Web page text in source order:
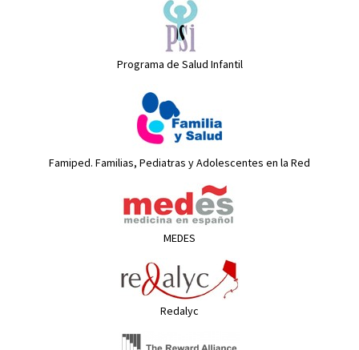
Programa de Salud Infantil
Famiped. Familias, Pediatras y Adolescentes en la Red
MEDES
Redalyc